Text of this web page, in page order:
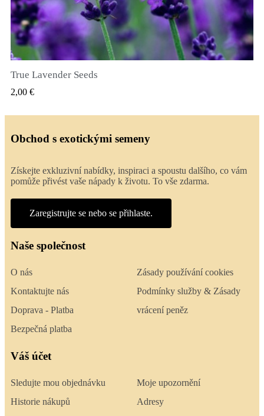
True Lavender Seeds
2,00 €
Obchod s exotickými semeny
Získejte exkluzivní nabídky, inspiraci a spoustu dalšího, co vám
pomůže přivést vaše nápady k životu. To vše zdarma.
Zaregistrujte se nebo se přihlaste.
Naše společnost
O nás
Kontaktujte nás
Doprava - Platba
Bezpečná platba
Zásady používání cookies
Podmínky služby & Zásady
vrácení peněz
Váš účet
Sledujte mou objednávku
Historie nákupů
Moje upozornění
Adresy